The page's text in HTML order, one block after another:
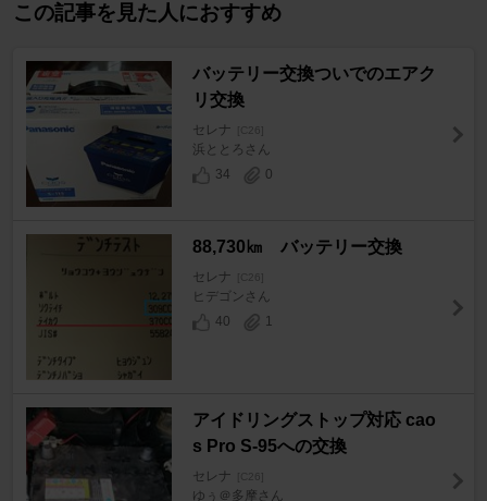
この記事を見た人におすすめ
バッテリー交換ついでのエアク
リ交換
セレナ [C26]
浜ととろさん
34
0
88,730㎞ バッテリー交換
セレナ [C26]
ヒデゴンさん
40
1
アイドリングストップ対応 cao
s Pro S-95への交換
セレナ [C26]
ゆぅ＠多摩さん